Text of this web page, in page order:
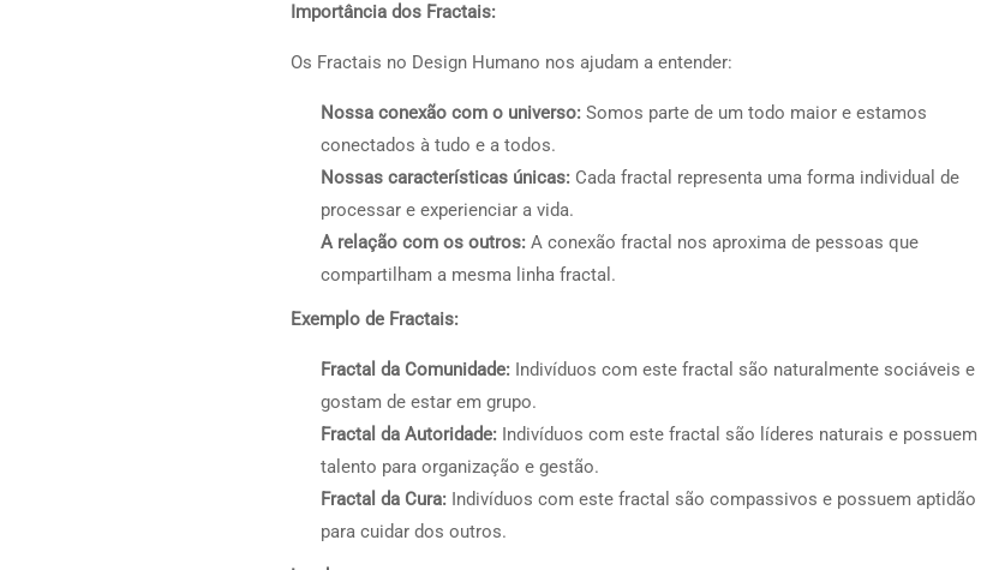
Importância dos Fractais:
Os Fractais no Design Humano nos ajudam a entender:
Nossa conexão com o universo: Somos parte de um todo maior e estamos
conectados à tudo e a todos.
Nossas características únicas: Cada fractal representa uma forma individual de
processar e experienciar a vida.
A relação com os outros: A conexão fractal nos aproxima de pessoas que
compartilham a mesma linha fractal.
Exemplo de Fractais:
Fractal da Comunidade: Indivíduos com este fractal são naturalmente sociáveis e
gostam de estar em grupo.
Fractal da Autoridade: Indivíduos com este fractal são líderes naturais e possuem
talento para organização e gestão.
Fractal da Cura: Indivíduos com este fractal são compassivos e possuem aptidão
para cuidar dos outros.